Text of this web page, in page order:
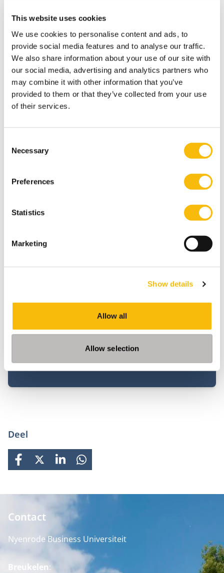
This website uses cookies
We use cookies to personalise content and ads, to
provide social media features and to analyse our traffic.
We also share information about your use of our site with
our social media, advertising and analytics partners who
may combine it with other information that you’ve
provided to them or that they’ve collected from your use
of their services.
Selection
Necessary
Preferences
Statistics
Marketing
Show details
Allow all
Allow selection
Introductie ESG Reporting en Assurance
| P.O. Assurance
Taal:
Breukelen
Vanaf 2024 moeten grote bedrijven verplicht
rapporteren over duurzaamheid. ESG reporting
vraagt om expertise op het vlak van de
M
ELD
JE
N
U
A
A
N
Deel
FACEBOOK
X LINKEDINWHATSAPP
Contact
Nyenrode Business Universiteit
Breukelen: